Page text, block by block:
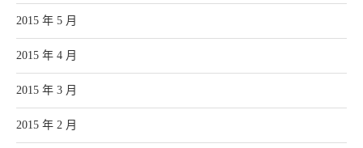
2015 年 5 月
2015 年 4 月
2015 年 3 月
2015 年 2 月